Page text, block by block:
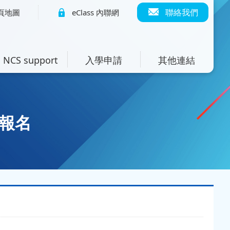
聯絡我們
地圖 eClass 內聯網
NCS support 入學申請 其他連結
名